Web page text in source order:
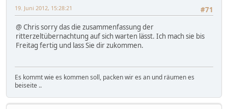
#71
19. Juni 2012, 15:28:21
@ Chris sorry das die zusammenfassung der
ritterzeltübernachtung auf sich warten lässt. Ich mach sie bis
Freitag fertig und lass Sie dir zukommen.
Es kommt wie es kommen soll, packen wir es an und räumen es
beiseite ..